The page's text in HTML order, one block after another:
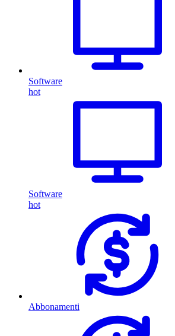
Software
hot
Software
hot
Abbonamenti